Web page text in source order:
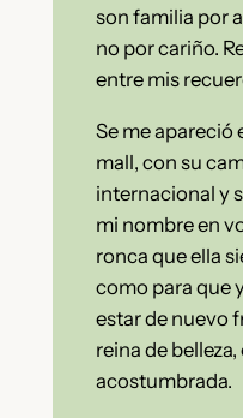
son familia por
no por cariño.
entre mis
Se me apareció
mall, con su
internacional y
mi nombre en
ronca que ella
como para que
estar de nuevo
reina de
acostumbrada.